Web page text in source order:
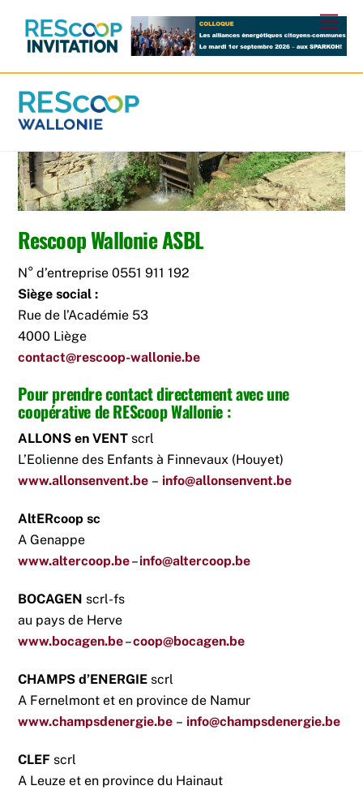
content
Rescoop Wallonie ASBL
N° d’entreprise 0551 911 192
Siège social :
Rue de l’Académie 53
4000 Liège
contact@rescoop-wallonie.be
Pour prendre contact directement avec une
coopérative de REScoop Wallonie :
ALLONS en VENT scrl
L’Eolienne des Enfants à Finnevaux (Houyet)
www.allonsenvent.be – info@allonsenvent.be
AltERcoop sc
A Genappe
www.altercoop.be–info@altercoop.be
BOCAGEN scrl-fs
au pays de Herve
www.bocagen.be–coop@bocagen.be
CHAMPS d’ENERGIE scrl
A Fernelmont et en province de Namur
www.champsdenergie.be – info@champsdenergie.be
CLEF scrl
A Leuze et en province du Hainaut